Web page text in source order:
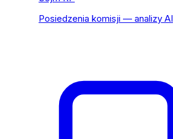
Posiedzenia komisji — analizy AI